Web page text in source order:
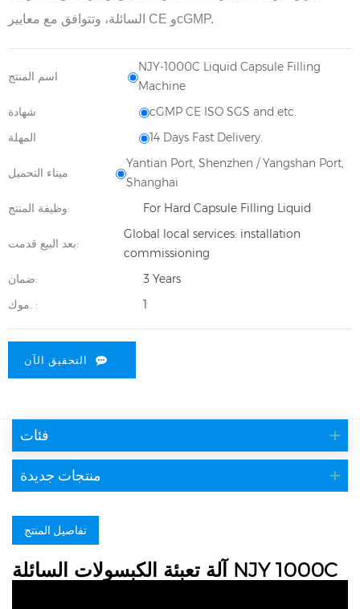
السائلة، وتتوافق مع معايير CE وcGMP.
اسم المنتج
NJY-1000C Liquid Capsule Filling
Machine
شهادة
cGMP CE ISO SGS and etc.
المهلة
14 Days Fast Delivery.
ميناء التحميل
Yantian Port, Shenzhen / Yangshan Port,
Shanghai
وظيفة المنتج:
For Hard Capsule Filling Liquid
بعد البيع قدمت:
Global local services: installation
commissioning
ضمان:
3 Years
موك. :
1
التحقيق الآن
فئات
منتجات جديدة
تفاصيل المنتج
آلة تعبئة الكبسولات السائلة NJY 1000C